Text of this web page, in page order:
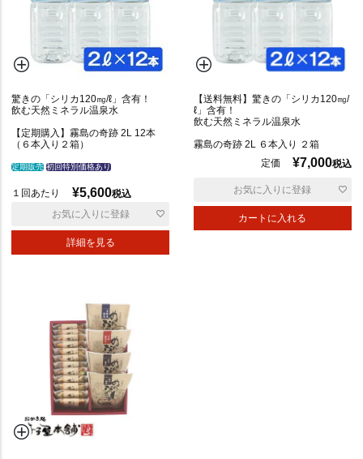
驚きの「シリカ120㎎/ℓ」含有！
飲む天然ミネラル温泉水
【定期購入】霧島の奇跡 2L 12本
（６本入り２箱）
定期販売 初回特別価格あり
１回あたり ¥5,600税込
詳細を見る
お気に入りに登録
【送料無料】驚きの「シリカ120㎎/
ℓ」含有！
飲む天然ミネラル温泉水
霧島の奇跡 2L ６本入り ２箱
定価
¥7,000税込
カートに入れる
お気に入りに登録